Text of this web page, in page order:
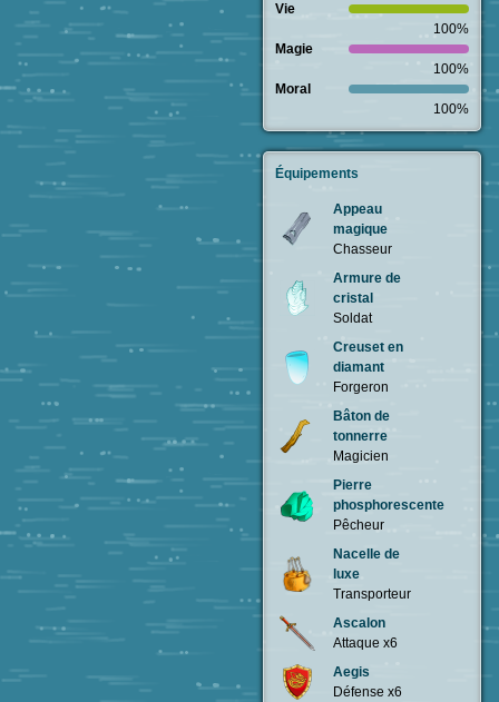
Vie
100%
Magie
100%
Moral
100%
Équipements
Appeau
magique
Chasseur
Armure de
cristal
Soldat
Creuset en
diamant
Forgeron
Bâton de
tonnerre
Magicien
Pierre
phosphorescente
Pêcheur
Nacelle de
luxe
Transporteur
Ascalon
Attaque x6
Aegis
Défense x6